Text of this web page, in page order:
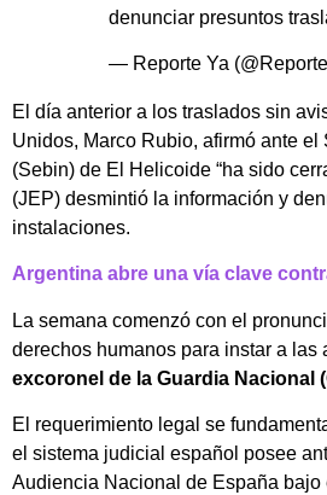
denunciar presuntos
— Reporte Ya
El día anterior a los traslados sin
Unidos, Marco Rubio, afirmó ante
(Sebin) de El Helicoide “ha sido
(JEP) desmintió la información y
instalaciones.
Argentina abre una vía clave
La semana comenzó con el
derechos humanos para instar a
excoronel de la Guardia Nacional
El requerimiento legal se
el sistema judicial español posee
Audiencia Nacional de España